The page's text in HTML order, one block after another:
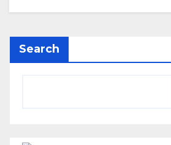
Search